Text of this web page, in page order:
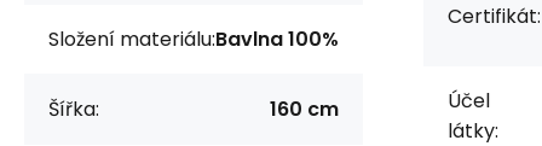
Složení materiálu:Bavlna 100%
Šířka: 160 cm
Certifikát:
Účel
látky: